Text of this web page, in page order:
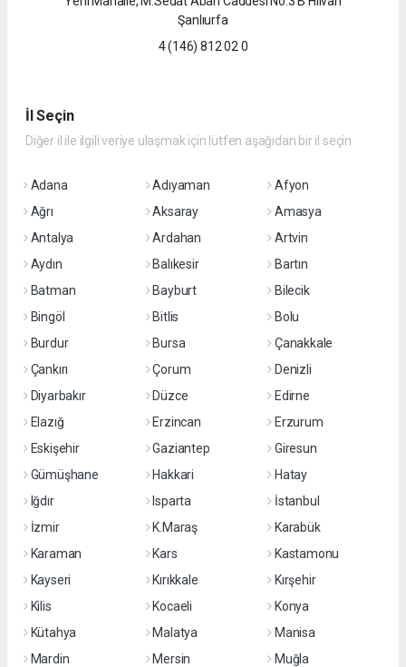
Şanlıurfa
4 (146) 812 02 0
İl Seçin
Diğer il ile ilgili veriye ulaşmak için lütfen aşağıdan bir il seçin
Adana Adıyaman
Afyon
Ağrı
Aksaray
Amasya
Antalya
Ardahan
Artvin
Aydın
Balıkesir
Bartın
Batman
Bayburt
Bilecik
Bingöl
Bitlis
Bolu
Burdur
Bursa
Çanakkale
Çankırı
Çorum
Denizli
Diyarbakır
Düzce
Edirne
Elazığ
Erzincan
Erzurum
Eskişehir
Gaziantep
Giresun
Gümüşhane
Hakkari
Hatay
Iğdır
Isparta
İstanbul
İzmir
K.Maraş
Karabük
Karaman
Kars
Kastamonu
Kayseri
Kırıkkale
Kırşehir
Kilis
Kocaeli
Konya
Kütahya
Malatya
Manisa
Mardin
Mersin
Muğla